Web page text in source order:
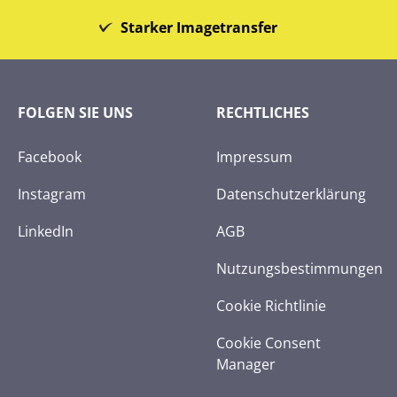
Starker Imagetransfer
FOLGEN SIE UNS
Facebook
Instagram
LinkedIn
RECHTLICHES
Impressum
Datenschutzerklärung
AGB
Nutzungsbestimmungen
Cookie Richtlinie
Cookie Consent
Manager